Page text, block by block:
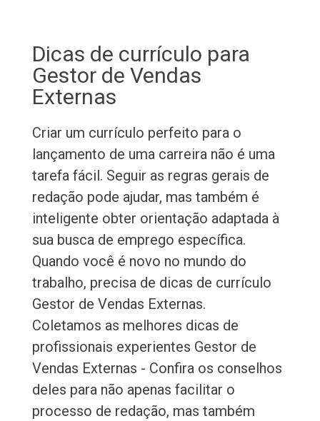
Dicas de currículo para
Gestor de Vendas
Externas
Criar um currículo perfeito para o
lançamento de uma carreira não é uma
tarefa fácil. Seguir as regras gerais de
redação pode ajudar, mas também é
inteligente obter orientação adaptada à
sua busca de emprego específica.
Quando você é novo no mundo do
trabalho, precisa de dicas de currículo
Gestor de Vendas Externas.
Coletamos as melhores dicas de
profissionais experientes Gestor de
Vendas Externas - Confira os conselhos
deles para não apenas facilitar o
processo de redação, mas também